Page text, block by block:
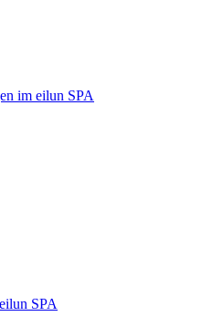
im eilun SPA
SPA